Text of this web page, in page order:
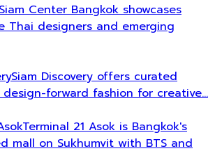
Siam Center Bangkok showcases
Thai designers and emerging
Siam Discovery offers curated
forward fashion for creative…
Terminal 21 Asok is Bangkok's
mall on Sukhumvit with BTS and